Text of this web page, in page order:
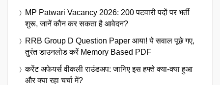
MP Patwari Vacancy 2026: 200 पटवारी पदों पर भर्ती
शुरू, जानें कौन कर सकता है आवेदन?
RRB Group D Question Paper आया! ये सवाल पूछे गए,
तुरंत डाउनलोड करें Memory Based PDF
करेंट अफेयर्स वीकली राउंडअप: जानिए इस हफ्ते क्या-क्या हुआ
और क्या रहा चर्चा में?